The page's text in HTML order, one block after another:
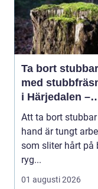
Ta bort stubbar
med
i Härjedalen –
skonsamt och
effektivt
Att ta bort
hand är tungt
som sliter hårt på
ryg...
01 augusti 2026